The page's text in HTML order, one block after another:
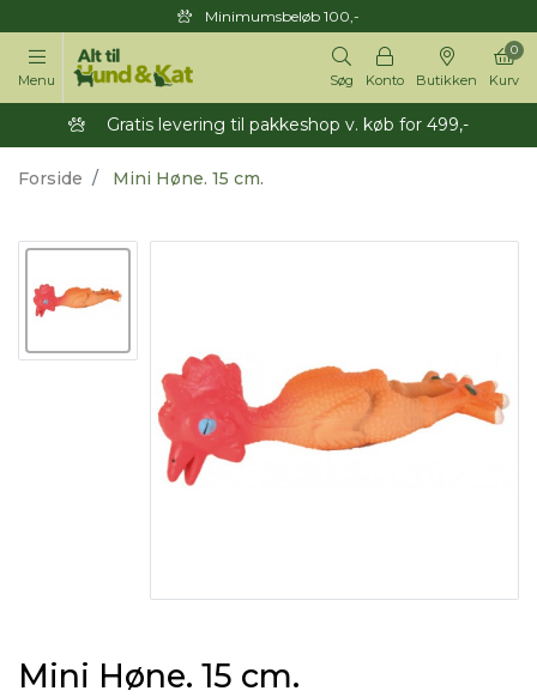
Minimumsbeløb 100,-
Menu Søg Konto Butikken Kurv
0
Gratis levering til pakkeshop v. køb for 499,-
Forside Mini Høne. 15 cm.
Mini Høne. 15 cm.